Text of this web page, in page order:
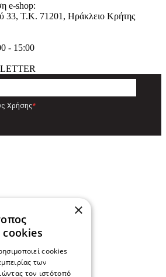
e-shop:
33, T.K. 71201, Ηράκλειο Κρήτης
- 15:00
Χρήσης*
×
cookies
cookies
των
τον ιστότοπό